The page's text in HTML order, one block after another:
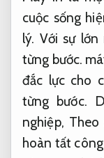
cuộc sống
lý. Với sự lớn
từng bước.
đắc lực cho
từng bước.
nghiệp, Theo
hoàn tất